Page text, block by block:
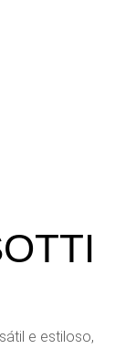
e estiloso,